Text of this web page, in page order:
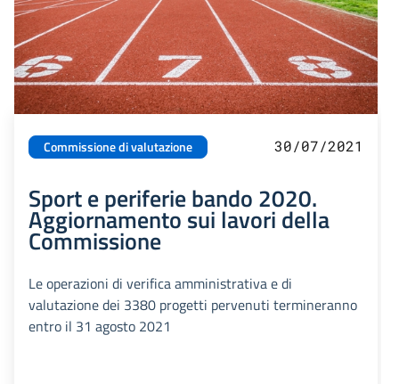
Commissione di valutazione 30/07/2021
Sport e periferie bando 2020.
Aggiornamento sui lavori della
Commissione
Le operazioni di verifica amministrativa e di
valutazione dei 3380 progetti pervenuti termineranno
entro il 31 agosto 2021